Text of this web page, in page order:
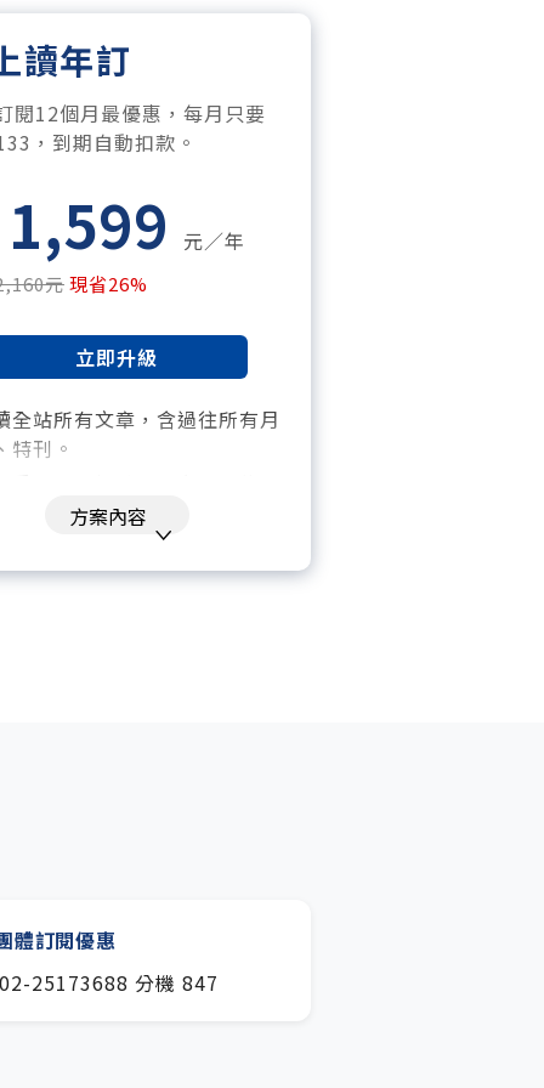
讀年訂
閱12個月最優惠，每月只要
，到期自動扣款。
1,599 元／年
元現省26%
立即升級
全站所有文章，含過往所有月
特刊。​
到期自動扣款。
專屬電子報：國際、金融、科
方案內容
體訂閱優惠
25173688 分機 847